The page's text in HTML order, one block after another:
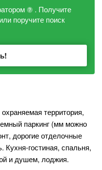
?
. Получите
поручите поиск
территория,
паркинг (мм можно
дорогие отделочные
гостиная, спальня,
и душем, лоджия.